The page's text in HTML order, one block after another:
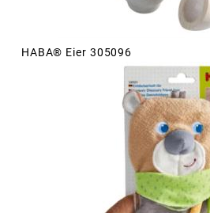
HABA® Eier 305096